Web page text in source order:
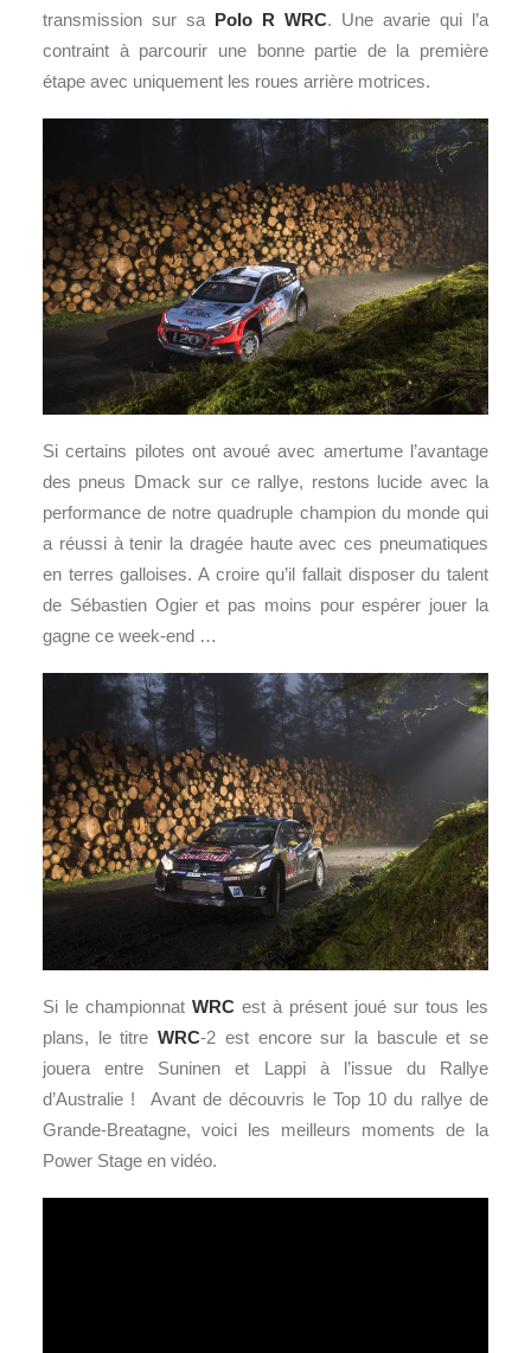
transmission sur sa Polo R WRC. Une avarie qui l’a
contraint à parcourir une bonne partie de la première
étape avec uniquement les roues arrière motrices.
Si certains pilotes ont avoué avec amertume l’avantage
des pneus Dmack sur ce rallye, restons lucide avec la
performance de notre quadruple champion du monde qui
a réussi à tenir la dragée haute avec ces pneumatiques
en terres galloises. A croire qu’il fallait disposer du talent
de Sébastien Ogier et pas moins pour espérer jouer la
gagne ce week-end …
Si le championnat WRC est à présent joué sur tous les
plans, le titreWRC-2 est encore sur la bascule et se
jouera entre Suninen et Lappi à l’issue du Rallye
d’Australie ! Avant de découvris le Top 10 du rallye de
Grande-Breatagne, voici les meilleurs moments de la
Power Stage en vidéo.